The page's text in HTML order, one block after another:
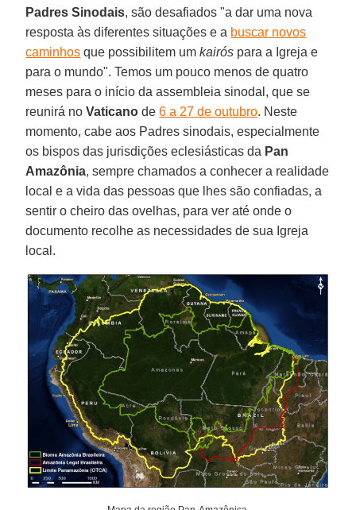
Padres Sinodais, são desafiados "a dar uma nova
resposta às diferentes situações e a buscar novos
caminhos que possibilitem umkairós para a Igreja e
para o mundo". Temos um pouco menos de quatro
meses para o início da assembleia sinodal, que se
reunirá noVaticano de6 a 27 de outubro. Neste
momento, cabe aos Padres sinodais, especialmente
os bispos das jurisdições eclesiásticas da Pan
Amazônia, sempre chamados a conhecer a realidade
local e a vida das pessoas que lhes são confiadas, a
sentir o cheiro das ovelhas, para ver até onde o
documento recolhe as necessidades de sua Igreja
local.